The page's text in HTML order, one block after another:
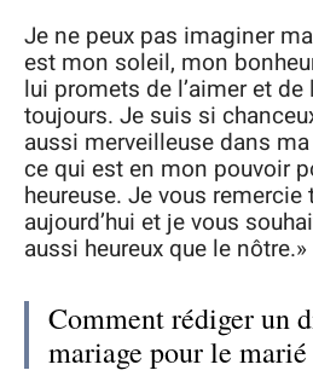
Je ne peux pas imaginer
est mon soleil, mon
lui promets de l’aimer et
toujours. Je suis si
aussi merveilleuse dans
ce qui est en mon pouvoir
heureuse. Je vous remercie
aujourd’hui et je vous
aussi heureux que le nôtre.»
Comment rédiger un
mariage pour le marié